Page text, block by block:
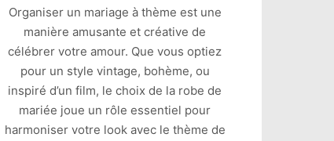
Organiser un mariage à thème est une
manière amusante et créative de
célébrer votre amour. Que vous optiez
pour un style vintage, bohème, ou
inspiré d’un film, le choix de la robe de
mariée joue un rôle essentiel pour
harmoniser votre look avec le thème de